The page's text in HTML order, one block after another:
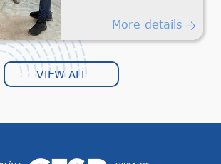
Transportation
More details
VIEW ALL